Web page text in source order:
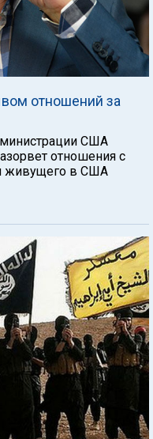
отношений за
США
отношения с
живущего в США